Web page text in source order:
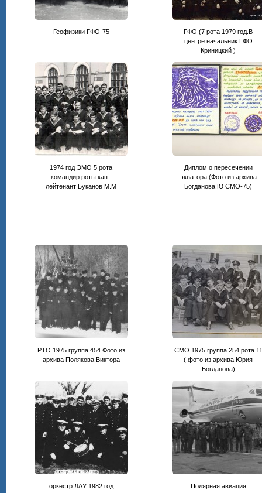
Геофизики ГФО-75
ГФО (7 рота 1979 год.В
центре начальник ГФО
Криницкий )
1974 год ЭМО 5 рота
командир роты кап.-
лейтенант Буканов М.М
Диплом о пересечении
экватора (Фото из архива
Богданова Ю СМО-75)
РТО 1975 группа 454 Фото из
архива Полякова Виктора
СМО 1975 группа 254 рота 11
( фото из архива Юрия
Богданова)
оркестр ЛАУ 1982 год Полярная авиация